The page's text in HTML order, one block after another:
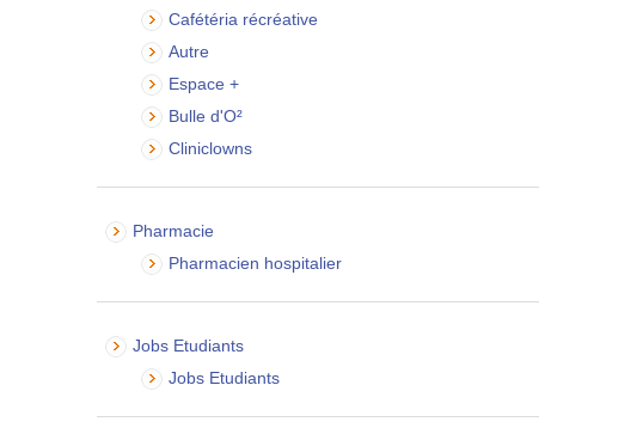
Cafétéria récréative
Autre
Espace +
Bulle d'O²
Cliniclowns
Pharmacie
Pharmacien hospitalier
Jobs Etudiants
Jobs Etudiants